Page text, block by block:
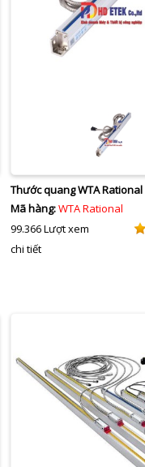
Thước quang WTA Rational
Mã hàng:WTA Rational
99.366 Lượt xem
chi tiết